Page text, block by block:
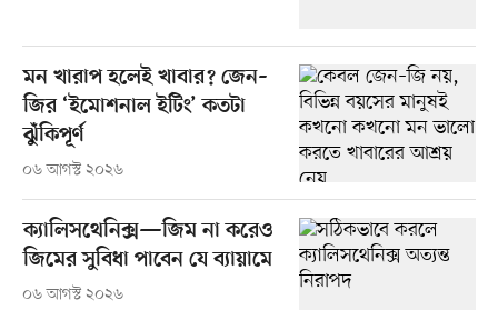
মন খারাপ হলেই খাবার? জেন–
জির ‘ইমোশনাল ইটিং’ কতটা
ঝুঁকিপূর্ণ
০৬ আগস্ট ২০২৬
ক্যালিসথেনিক্স—জিম না করেও
জিমের সুবিধা পাবেন যে ব্যায়ামে
০৬ আগস্ট ২০২৬